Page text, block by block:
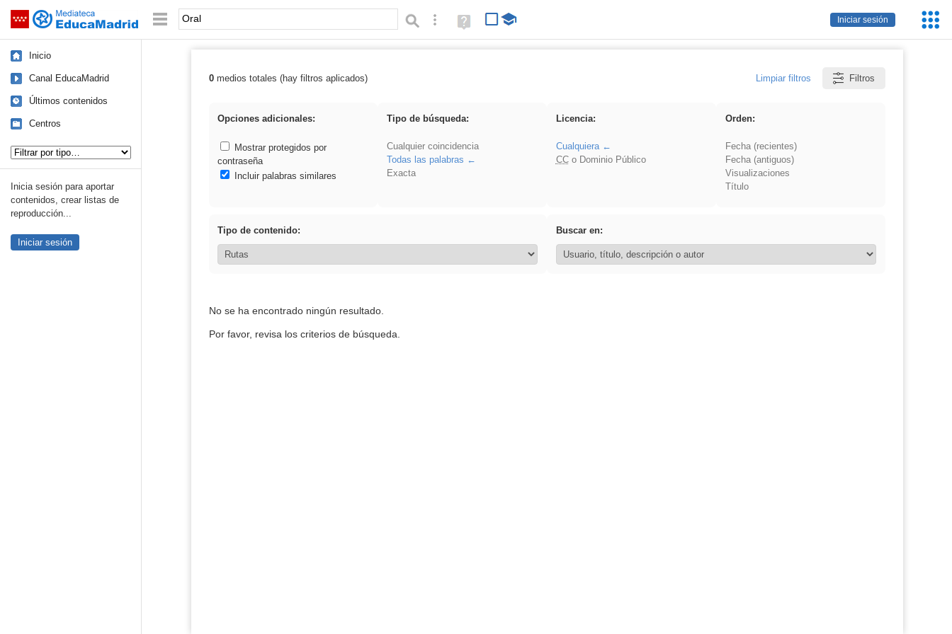
Saltar navegación
Iniciar sesión
Palabra o frase: Búsqueda avanzada
Ayuda
(en
Inicio
Canal EducaMadrid
Últimos contenidos
Centros
Inicia sesión para aportar
contenidos, crear listas de
reproducción...
Iniciar sesión
Resultados de: Oral
0medios totales (hay filtros aplicados) Limpiar filtros Filtros
Opciones adicionales:
Mostrar protegidos por
contraseña
Incluir palabras similares
Tipo de búsqueda:
Cualquier coincidencia
Todas las palabras
Exacta
Licencia:
Cualquiera
CCo Dominio Público
Orden:
Fecha (recientes)
Fecha (antiguos)
Visualizaciones
Título
Tipo de contenido: Buscar en:
No se ha encontrado ningún resultado.
Por favor, revisa los criterios de búsqueda.